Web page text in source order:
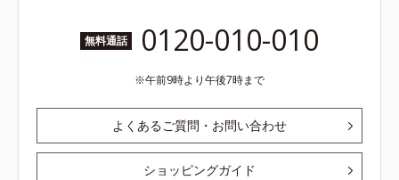
無料通話 0120-010-010
午前9時より午後7時まで
よくあるご質問・お問い合わせ
ショッピングガイド